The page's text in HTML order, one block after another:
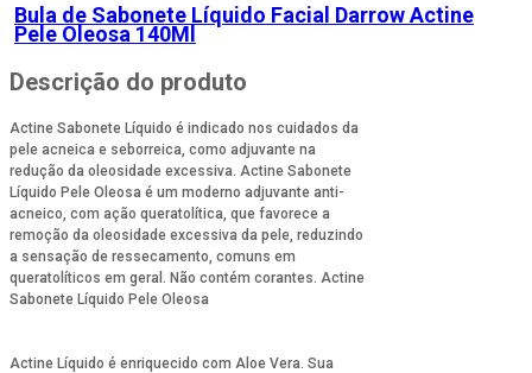
Bula de Sabonete Líquido Facial Darrow Actine
Pele Oleosa 140Ml
Descrição do produto
Actine Sabonete Líquido é indicado nos cuidados da
pele acneica e seborreica, como adjuvante na
redução da oleosidade excessiva. Actine Sabonete
Líquido Pele Oleosa é um moderno adjuvante anti-
acneico, com ação queratolítica, que favorece a
remoção da oleosidade excessiva da pele, reduzindo
a sensação de ressecamento, comuns em
queratolíticos em geral. Não contém corantes. Actine
Sabonete Líquido Pele Oleosa
Actine Líquido é enriquecido com Aloe Vera. Sua